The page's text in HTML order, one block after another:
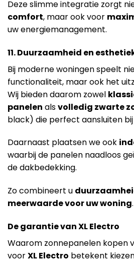
Deze slimme integratie zorgt
comfort, maar ook voor
uw energiemanagement.
11. Duurzaamheid en
Bij moderne woningen speelt
functionaliteit, maar ook het
Wij bieden daarom zowel
panelen alsvolledig zwarte
black) die perfect aansluiten
Daarnaast plaatsen we ook
waarbij de panelen naadloos
de dakbedekking.
Zo combineert u
meerwaarde voor uw woning.
De garantie van XL Electro
Waarom zonnepanelen kopen
voorXL Electro betekent